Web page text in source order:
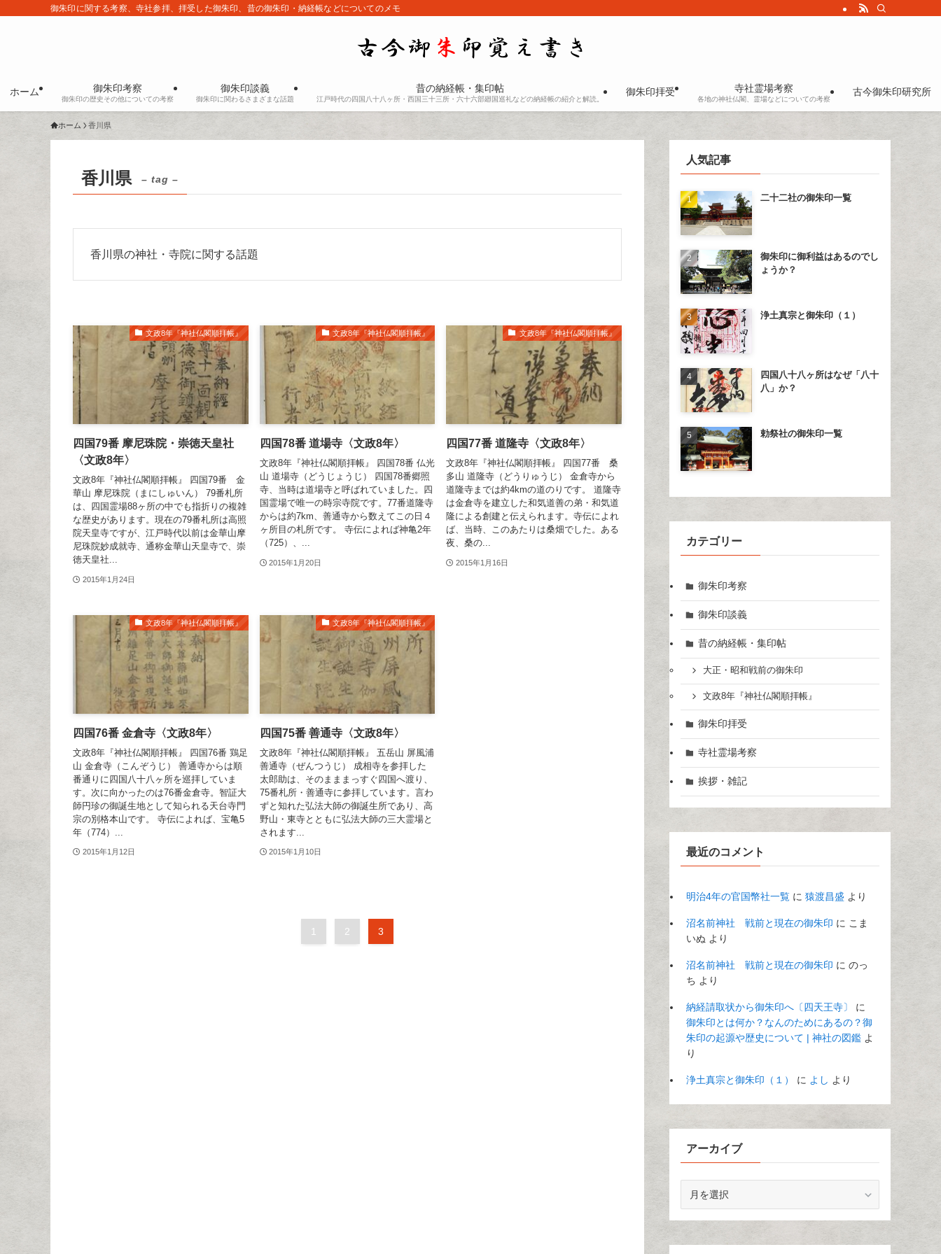
御朱印に関する考察、寺社参拝、拝受した御朱印、昔の御朱印・納経帳などについてのメモ
ホーム 御朱印考察
御朱印の歴史その他についての考察
御朱印談義
御朱印に関わるさまざまな話題
昔の納経帳・集印帖
江戸時代の四国八十八ヶ所・西国三十三所・六十六部廻国巡礼などの納経帳の紹介と解読。
御朱印拝受 寺社霊場考察
各地の神社仏閣、霊場などについての考察
古今御朱印研究所
ホーム 香川県
香川県 – tag –
香川県の神社・寺院に関する話題
文政8年『神社仏閣順拝帳』
四国79番 摩尼珠院・崇徳天皇社
〈文政8年〉
文政8年『神社仏閣順拝帳』 四国79番 金
華山 摩尼珠院（まにしゅいん） 79番札所
は、四国霊場88ヶ所の中でも指折りの複雑
な歴史があります。現在の79番札所は高照
院天皇寺ですが、江戸時代以前は金華山摩
尼珠院妙成就寺、通称金華山天皇寺で、崇
徳天皇社...
2015年1月24日
文政8年『神社仏閣順拝帳』
四国78番 道場寺〈文政8年〉
文政8年『神社仏閣順拝帳』 四国78番 仏光
山 道場寺（どうじょうじ） 四国78番郷照
寺、当時は道場寺と呼ばれていました。四
国霊場で唯一の時宗寺院です。77番道隆寺
からは約7km、善通寺から数えてこの日４
ヶ所目の札所です。 寺伝によれば神亀2年
（725）、...
2015年1月20日
文政8年『神社仏閣順拝帳』
四国77番 道隆寺〈文政8年〉
文政8年『神社仏閣順拝帳』 四国77番 桑
多山 道隆寺（どうりゅうじ） 金倉寺から
道隆寺までは約4kmの道のりです。 道隆寺
は金倉寺を建立した和気道善の弟・和気道
隆による創建と伝えられます。寺伝によれ
ば、当時、このあたりは桑畑でした。ある
夜、桑の...
2015年1月16日
文政8年『神社仏閣順拝帳』
四国76番 金倉寺〈文政8年〉
文政8年『神社仏閣順拝帳』 四国76番 鶏足
山 金倉寺（こんぞうじ） 善通寺からは順
番通りに四国八十八ヶ所を巡拝していま
す。次に向かったのは76番金倉寺。智証大
師円珍の御誕生地として知られる天台寺門
宗の別格本山です。 寺伝によれば、宝亀5
年（774）...
2015年1月12日
文政8年『神社仏閣順拝帳』
四国75番 善通寺〈文政8年〉
文政8年『神社仏閣順拝帳』 五岳山 屏風浦
善通寺（ぜんつうじ） 成相寺を参拝した
太郎助は、そのまままっすぐ四国へ渡り、
75番札所・善通寺に参拝しています。言わ
ずと知れた弘法大師の御誕生所であり、高
野山・東寺とともに弘法大師の三大霊場と
されます...
2015年1月10日
1 2 3
人気記事
二十二社の御朱印一覧
御朱印に御利益はあるのでし
ょうか？
浄土真宗と御朱印（１）
四国八十八ヶ所はなぜ「八十
八」か？
勅祭社の御朱印一覧
カテゴリー
御朱印考察
御朱印談義
昔の納経帳・集印帖
大正・昭和戦前の御朱印
文政8年『神社仏閣順拝帳』
御朱印拝受
寺社霊場考察
挨拶・雑記
最近のコメント
明治4年の官国幣社一覧 に 猿渡昌盛 より
沼名前神社 戦前と現在の御朱印 に こま
いぬ より
沼名前神社 戦前と現在の御朱印 に のっ
ち より
納経請取状から御朱印へ〔四天王寺〕
に
御朱印とは何か？なんのためにあるの？御
朱印の起源や歴史について | 神社の図鑑 よ
り
浄土真宗と御朱印（１） に よし より
アーカイブ
ブ